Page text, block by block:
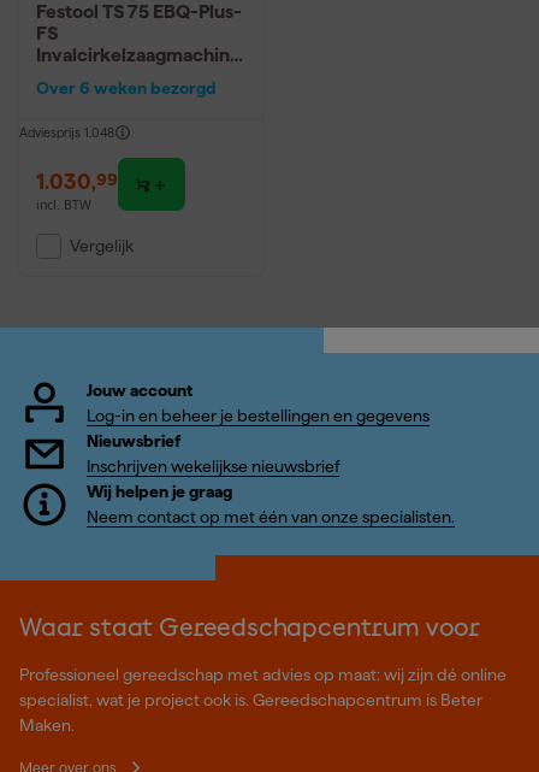
Festool TS 75 EBQ-Plus-
FS
Invalcirkelzaagmachine
geleiderail
Over 6 weken bezorgd
Adviesprijs 1.048
1.030,99
incl. BTW
Vergelijk
Jouw account
Log-in en beheer je bestellingen en gegevens
Nieuwsbrief
Inschrijven wekelijkse nieuwsbrief
Wij helpen je graag
Neem contact op met één van onze specialisten.
Waar staat Gereedschapcentrum voor
Professioneel gereedschap met advies op maat: wij zijn dé online
specialist, wat je project ook is. Gereedschapcentrum is Beter
Maken.
Meer over ons